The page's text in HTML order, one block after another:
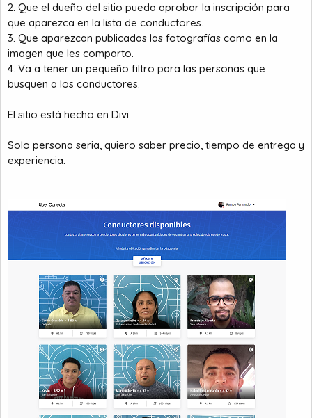
2. Que el dueño del sitio pueda aprobar la inscripción para
que aparezca en la lista de conductores.
3. Que aparezcan publicadas las fotografías como en la
imagen que les comparto.
4. Va a tener un pequeño filtro para las personas que
busquen a los conductores.
El sitio está hecho en Divi
Solo persona seria, quiero saber precio, tiempo de entrega y
experiencia.